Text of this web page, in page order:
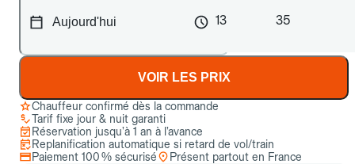
13 35
VOIR LES PRIX
Chauffeur confirmé dès la commande
Tarif fixe jour & nuit garanti
Réservation jusqu’à 1 an à l’avance
Replanification automatique si retard de vol/train
Paiement 100 % sécurisé
Présent partout en France